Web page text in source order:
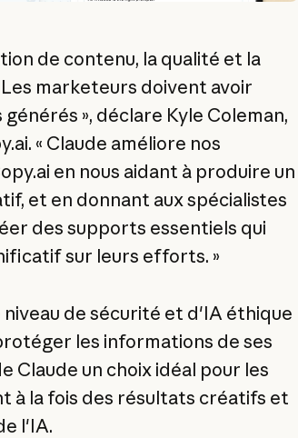
de contenu, la qualité et la
marketeurs doivent avoir
», déclare Kyle Coleman,
« Claude améliore nos
en nous aidant à produire un
et en donnant aux spécialistes
des supports essentiels qui
sur leurs efforts. »
de sécurité et d'IA éthique
les informations de ses
Claude un choix idéal pour les
à la fois des résultats créatifs et
l'IA.